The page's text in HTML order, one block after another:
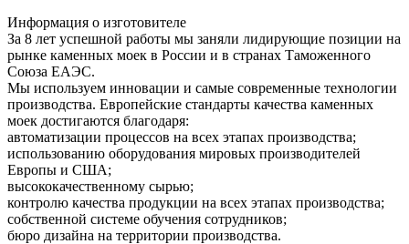
Информация о изготовителе
За 8 лет успешной работы мы заняли лидирующие позиции на
рынке каменных моек в России и в странах Таможенного
Союза ЕАЭС.
Мы используем инновации и самые современные технологии
производства. Европейские стандарты качества каменных
моек достигаются благодаря:
автоматизации процессов на всех этапах производства;
использованию оборудования мировых производителей
Европы и США;
высококачественному сырью;
контролю качества продукции на всех этапах производства;
собственной системе обучения сотрудников;
бюро дизайна на территории производства.